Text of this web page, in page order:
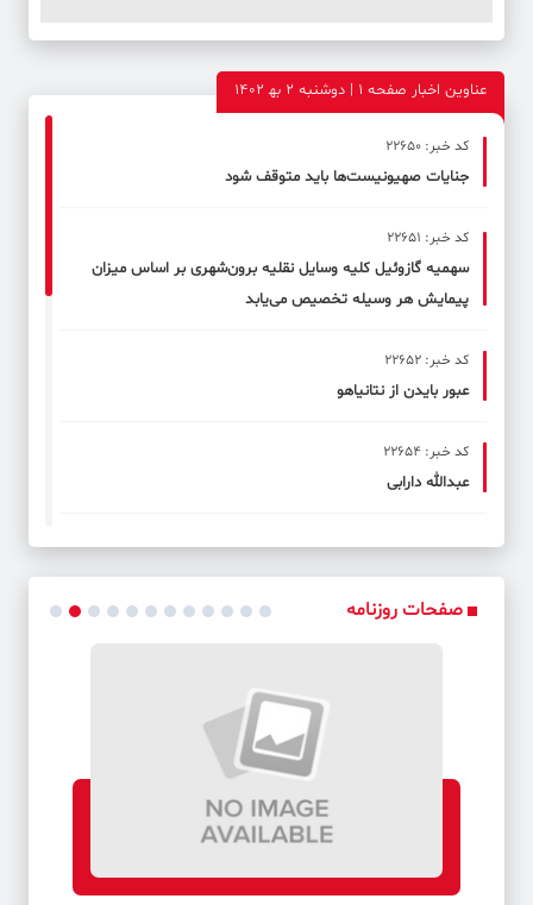
عناوین اخبار صفحه ۱ | دوشنبه 2 به‍ 1402
کد خبر: 22650
جنایات صهیونیست‌ها باید متوقف شود
کد خبر: 22651
سهمیه گازوئیل کلیه وسایل نقلیه برون‌شهری بر اساس میزان
پیمایش هر وسیله تخصیص می‌یابد
کد خبر: 22652
عبور بایدن از نتانیاهو
کد خبر: 22654
عبدالله دارابی
کد خبر: 22656
خدای عرصه دفاع و امنیت، خدای اقتصاد هم هست
بیش از هزار نفر به تایید صلاحیت شدگان افزوده شد
بازتاب پرتاب موفق ماهواره «ثریا» در رسانه‌های جهان
صفحات روزنامه